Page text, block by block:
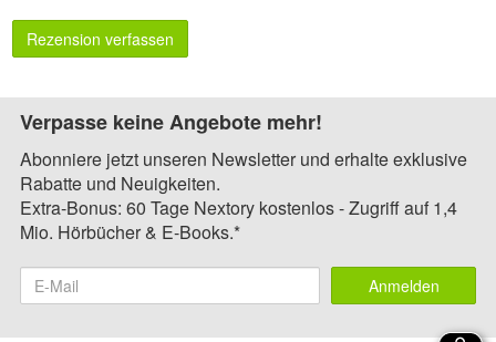
Rezension verfassen
Verpasse keine Angebote mehr!
Abonniere jetzt unseren Newsletter und erhalte exklusive
Rabatte und Neuigkeiten.
Extra-Bonus: 60 Tage Nextory kostenlos - Zugriff auf 1,4
Mio. Hörbücher & E-Books.*
Anmelden